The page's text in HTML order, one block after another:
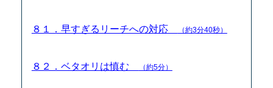
８１．早すぎるリーチへの対応 （約3分40秒）
８２．ベタオリは慎む （約5分）